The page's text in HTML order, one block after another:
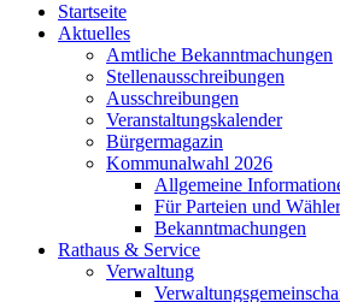
Startseite
Aktuelles
Amtliche Bekanntmachungen
Stellenausschreibungen
Ausschreibungen
Veranstaltungskalender
Bürgermagazin
Kommunalwahl 2026
Allgemeine
Für Parteien und
Bekanntmachungen
Rathaus & Service
Verwaltung